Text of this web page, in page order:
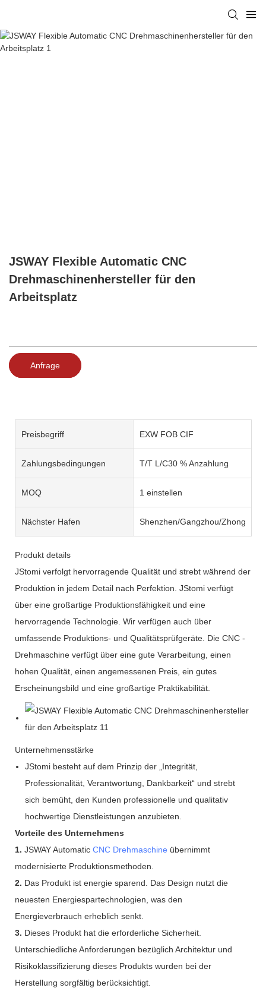
JSWAY Flexible Automatic CNC
Drehmaschinenhersteller für den
Arbeitsplatz
Anfrage
Preisbegriff EXW FOB CIF
Zahlungsbedingungen T/T L/C30 % Anzahlung
MOQ 1 einstellen
Nächster Hafen Shenzhen/Gangzhou/Zhongshan
Produkt details
JStomi verfolgt hervorragende Qualität und strebt während der
Produktion in jedem Detail nach Perfektion. JStomi verfügt
über eine großartige Produktionsfähigkeit und eine
hervorragende Technologie. Wir verfügen auch über
umfassende Produktions- und Qualitätsprüfgeräte. Die CNC -
Drehmaschine verfügt über eine gute Verarbeitung, einen
hohen Qualität, einen angemessenen Preis, ein gutes
Erscheinungsbild und eine großartige Praktikabilität.
Unternehmensstärke
JStomi besteht auf dem Prinzip der „Integrität,
Professionalität, Verantwortung, Dankbarkeit“ und strebt
sich bemüht, den Kunden professionelle und qualitativ
hochwertige Dienstleistungen anzubieten.
Vorteile des Unternehmens
1. JSWAY Automatic CNC Drehmaschine übernimmt
modernisierte Produktionsmethoden.
2. Das Produkt ist energie sparend. Das Design nutzt die
neuesten Energiespartechnologien, was den
Energieverbrauch erheblich senkt.
3. Dieses Produkt hat die erforderliche Sicherheit.
Unterschiedliche Anforderungen bezüglich Architektur und
Risikoklassifizierung dieses Produkts wurden bei der
Herstellung sorgfältig berücksichtigt.